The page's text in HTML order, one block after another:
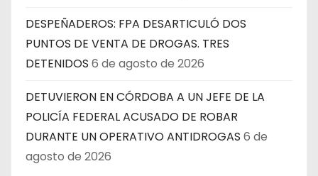
DESPEÑADEROS: FPA DESARTICULÓ DOS
PUNTOS DE VENTA DE DROGAS. TRES
DETENIDOS 6 de agosto de 2026
DETUVIERON EN CÓRDOBA A UN JEFE DE LA
POLICÍA FEDERAL ACUSADO DE ROBAR
DURANTE UN OPERATIVO ANTIDROGAS 6 de
agosto de 2026